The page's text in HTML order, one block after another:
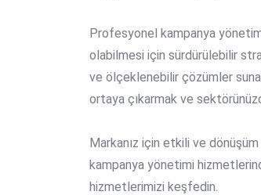
Profesyonel kampanya
olabilmesi için sürdürülebilir
ve ölçeklenebilir çözümler
ortaya çıkarmak ve
Markanız için etkili ve
kampanya yönetimi
hizmetlerimizi keşfedin.